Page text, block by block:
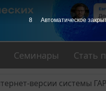
Семинары Стать
7 Автоматическое